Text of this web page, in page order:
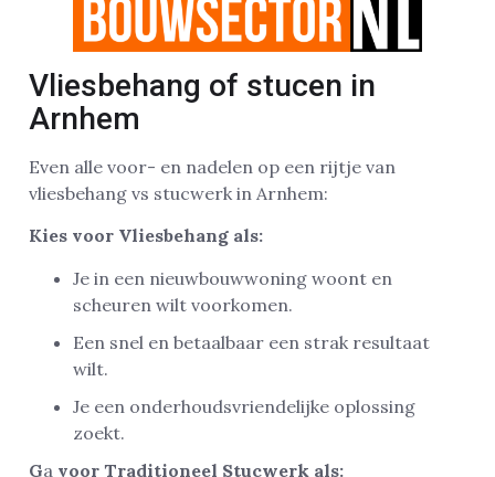
Vliesbehang of stucen in
Arnhem
Even alle voor- en nadelen op een rijtje van
vliesbehang vs stucwerk in Arnhem:
Kies voor Vliesbehang als:
Je in een nieuwbouwwoning woont en
scheuren wilt voorkomen.
Een snel en betaalbaar een strak resultaat
wilt.
Je een onderhoudsvriendelijke oplossing
zoekt.
Ga voor Traditioneel Stucwerk als: